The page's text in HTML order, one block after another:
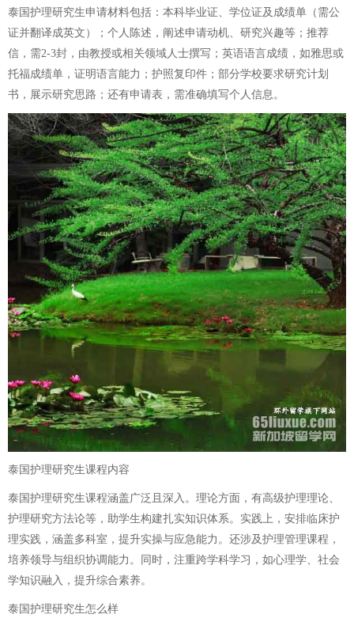
泰国护理研究生申请材料包括：本科毕业证、学位证及成绩单（需公
证并翻译成英文）；个人陈述，阐述申请动机、研究兴趣等；推荐
信，需2-3封，由教授或相关领域人士撰写；英语语言成绩，如雅思或
托福成绩单，证明语言能力；护照复印件；部分学校要求研究计划
书，展示研究思路；还有申请表，需准确填写个人信息。
泰国护理研究生课程内容
泰国护理研究生课程涵盖广泛且深入。理论方面，有高级护理理论、
护理研究方法论等，助学生构建扎实知识体系。实践上，安排临床护
理实践，涵盖多科室，提升实操与应急能力。还涉及护理管理课程，
培养领导与组织协调能力。同时，注重跨学科学习，如心理学、社会
学知识融入，提升综合素养。
泰国护理研究生怎么样